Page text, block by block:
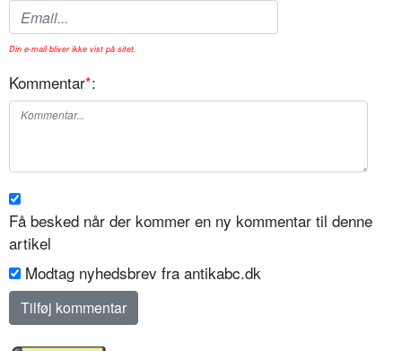
Din e-mail bliver ikke vist på sitet.
Kommentar*:
Få besked når der kommer en ny kommentar til denne
artikel
Modtag nyhedsbrev fra antikabc.dk